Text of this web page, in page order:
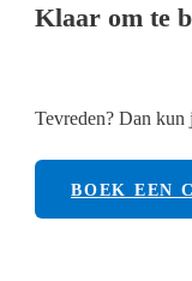
Klaar om te
Tevreden? Dan kun
BOEK EEN